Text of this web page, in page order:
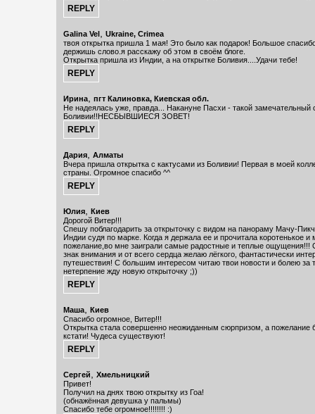
Galina Vel, Ukraine, Crimea
твоя открытка пришла 1 мая! Это было как подарок! Большое
держишь слово.я расскажу об этом в своём блоге.
Открытка пришла из Индии, а на открытке Боливия....Удачи тебе!
Ирина, пгт Калиновка, Киевская обл.
Не надеялась уже, правда... Накануне Пасхи - такой замечательный
Боливии!!НЕСБЫВШИЕСЯ ЗОВЕТ!
Дария, Алматы
Вчера пришла открытка с кактусами из Боливии! Первая в моей
страны. Огромное спасибо ^^
Юлия, Киев
Дорогой Витер!!!
Спешу поблагодарить за открыточку с видом на панораму Мачу-
Индии судя по марке. Когда я держала ее и прочитала коротенькое
пожелание,во мне заиграли самые радостные и теплые ощущения!!!
знак внимания и от всего сердца желаю лёгкого, фантастически
путешествия! С большим интересом читаю твои новости и болею за
нетерпение жду новую открыточку ;))
Маша, Киев
Спасибо огромное, Витер!!!
Открытка стала совершенно неожиданным сюрпризом, а пожелание
кстати! Чудеса существуют!
Сергей, Хмельницкий
Привет!
Получил на днях твою открытку из Гоа!
(обнажённая девушка у пальмы)
Спасибо тебе огромное!!!!!!!! :)